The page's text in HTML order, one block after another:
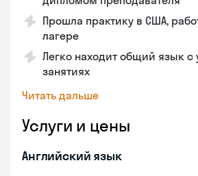
Прошла практику в США,
лагере
Легко находит общий язык с
занятиях
Читать дальше
Услуги и цены
Английский язык